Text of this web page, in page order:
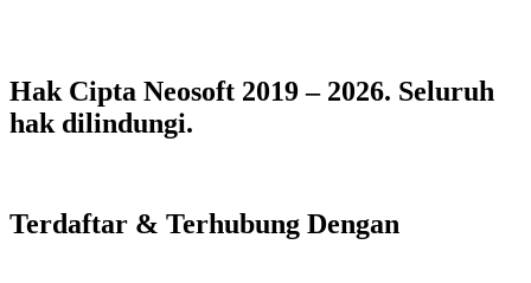
Hak Cipta Neosoft 2019 – 2026. Seluruh
hak dilindungi.
Terdaftar & Terhubung Dengan